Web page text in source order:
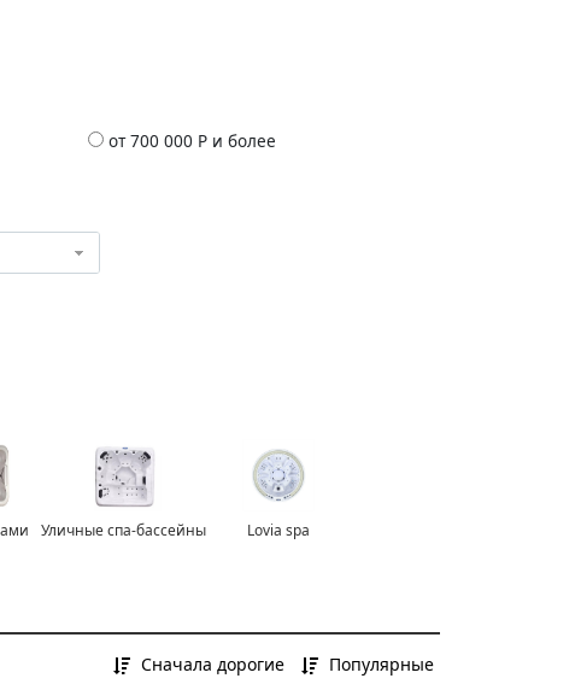
от 700 000 Р и более
Уличные спа-бассейны Lovia spa
Сначала дорогие Популярные